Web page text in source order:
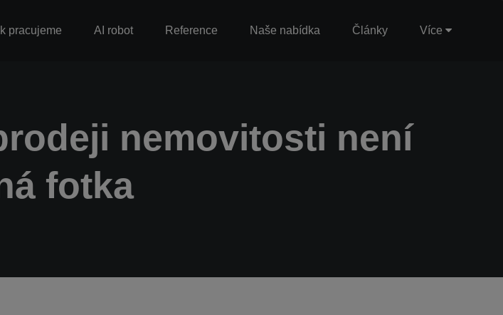
pracujeme AI robot Reference Naše nabídka Články Více
nemovitosti není
fotka